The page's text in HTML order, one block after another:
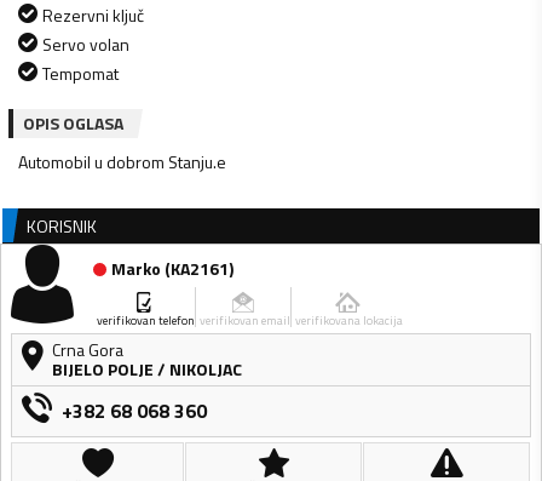
Rezervni ključ
Servo volan
Tempomat
OPIS OGLASA
Automobil u dobrom Stanju.e
KORISNIK
Marko (KA2161)
verifikovan telefon verifikovan email verifikovana lokacija
Crna Gora
BIJELO POLJE/ NIKOLJAC
+382 68 068 360